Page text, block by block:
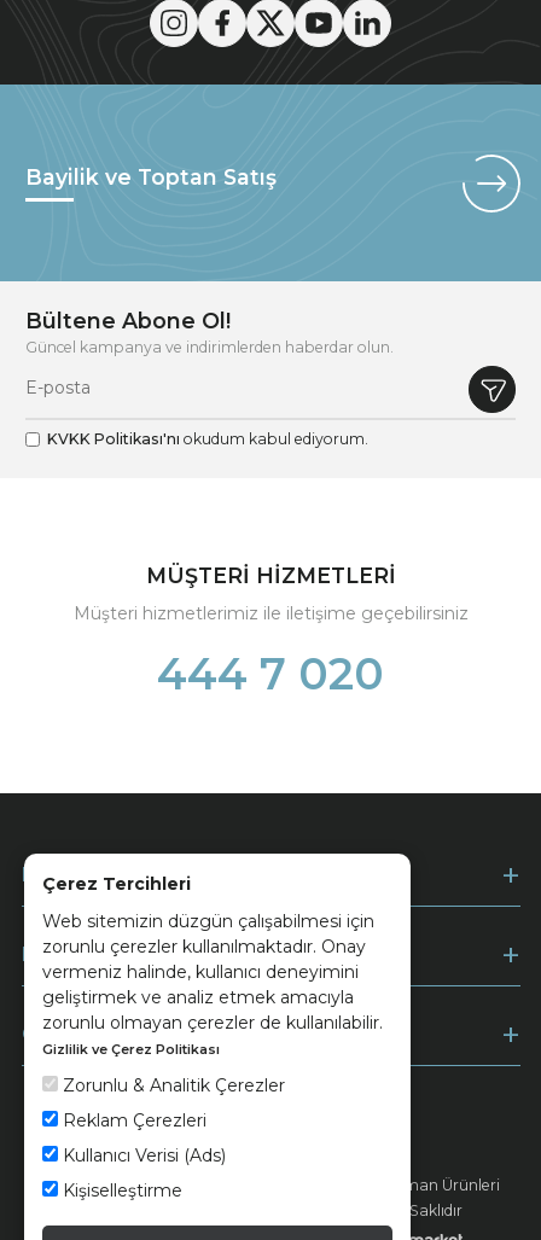
Çerez Tercihleri
Web sitemizin düzgün çalışabilmesi için
zorunlu çerezler kullanılmaktadır. Onay
vermeniz halinde, kullanıcı deneyimini
geliştirmek ve analiz etmek amacıyla
zorunlu olmayan çerezler de kullanılabilir.
Gizlilik ve Çerez Politikası
Zorunlu & Analitik Çerezler
Reklam Çerezleri
Kullanıcı Verisi (Ads)
Kişiselleştirme
Bayilik ve Toptan Satış
Bültene Abone Ol!
Güncel kampanya ve indirimlerden haberdar olun.
KVKK Politikası'nı okudum kabul ediyorum.
MÜŞTERİ HİZMETLERİ
Müşteri hizmetlerimiz ile iletişime geçebilirsiniz
444 7 020
Kurumsal
Müşteri Hizmetleri
Ödeme
Keramika Kvkk ve Çerez Politikası
© 2026 Ünsa Madencilik Turizm Enerji Seramik Orman Ürünleri
Elektrik Üretim San. ve Tic. A.Ş. - Tüm Hakları Saklıdır